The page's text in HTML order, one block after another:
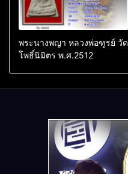
พระนางพญา หลวงพ่อฑูรย์ วัด
โพธิ์นิมิตร พ.ศ.2512